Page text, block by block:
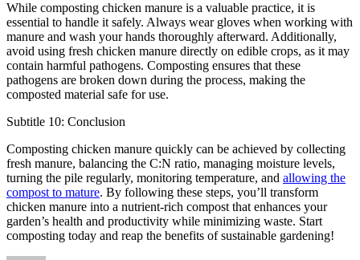
While composting chicken manure is a valuable practice, it is
essential to handle it safely. Always wear gloves when working with
manure and wash your hands thoroughly afterward. Additionally,
avoid using fresh chicken manure directly on edible crops, as it may
contain harmful pathogens. Composting ensures that these
pathogens are broken down during the process, making the
composted material safe for use.
Subtitle 10: Conclusion
Composting chicken manure quickly can be achieved by collecting
fresh manure, balancing the C:N ratio, managing moisture levels,
turning the pile regularly, monitoring temperature, and allowing the
compost to mature. By following these steps, you’ll transform
chicken manure into a nutrient-rich compost that enhances your
garden’s health and productivity while minimizing waste. Start
composting today and reap the benefits of sustainable gardening!